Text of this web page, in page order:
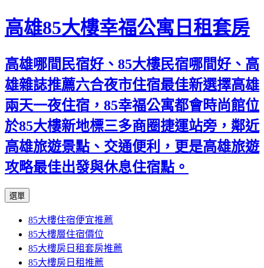
高雄85大樓幸福公寓日租套房
高雄哪間民宿好、85大樓民宿哪間好、高
雄雜誌推薦六合夜市住宿最佳新選擇高雄
兩天一夜住宿，85幸福公寓都會時尚館位
於85大樓新地標三多商圈捷運站旁，鄰近
高雄旅遊景點、交通便利，更是高雄旅遊
攻略最佳出發與休息住宿點。
選單
內
容
區
85大樓住宿便宜推薦
85大樓層住宿價位
85大樓房日租套房推薦
85大樓房日租推薦